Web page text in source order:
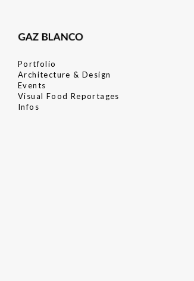
Portfolio
Architecture & Design
Events
Visual Food Reportages
Infos